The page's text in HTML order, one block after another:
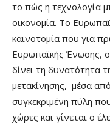
το πώς η τεχνολογία
οικονομία. Το
καινοτομία που για
Ευρωπαϊκής Ένωσης,
δίνει τη δυνατότητα
μετακίνησης, μέσα
συγκεκριμένη πύλη
χώρες και γίνεται ο